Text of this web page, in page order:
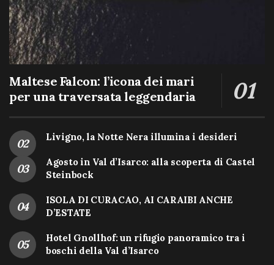
Maltese Falcon: l’icona dei mari
per una traversata leggendaria
Livigno, la Notte Nera illumina i desideri
Agosto in Val d’Isarco: alla scoperta di Castel
Steinbock
ISOLA DI CURACAO, AI CARAIBI ANCHE
D’ESTATE
Hotel Gnollhof: un rifugio panoramico tra i
boschi della Val d’Isarco